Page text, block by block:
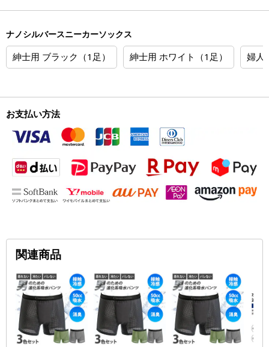
ナノシルバースニーカーソックス
紳士用 ブラック（1足） 紳士用 ホワイト（1足） 婦人
お支払い方法
関連商品